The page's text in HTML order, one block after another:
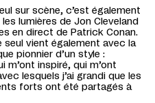
sur scène, c’est également
lumières de Jon Cleveland
en direct de Patrick Conan.
vient également avec la
pionnier d’un style :
m’ont inspiré, qui m’ont
lesquels j’ai grandi que les
forts ont été partagés à